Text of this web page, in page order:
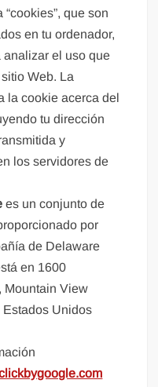
que son
en tu ordenador,
analizar el uso que
Web. La
la cookie acerca del
tu dirección
y
los servidores de
es un conjunto de
por
de Delaware
en 1600
Mountain View
Estados Unidos